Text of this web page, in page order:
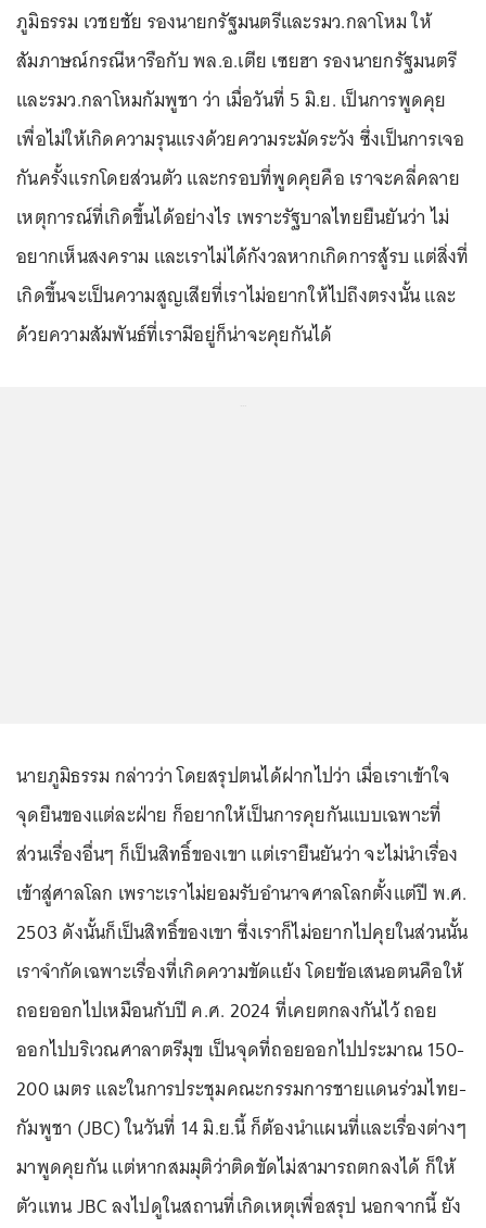
ภูมิธรรม เวชยชัย รองนายกรัฐมนตรีและรมว.กลาโหม ให้
สัมภาษณ์กรณีหารือกับ พล.อ.เตีย เซยฮา รองนายกรัฐมนตรี
และรมว.กลาโหมกัมพูชา ว่า เมื่อวันที่ 5 มิ.ย. เป็นการพูดคุย
เพื่อไม่ให้เกิดความรุนแรงด้วยความระมัดระวัง ซึ่งเป็นการเจอ
กันครั้งแรกโดยส่วนตัว และกรอบที่พูดคุยคือ เราจะคลี่คลาย
เหตุการณ์ที่เกิดขึ้นได้อย่างไร เพราะรัฐบาลไทยยืนยันว่า ไม่
อยากเห็นสงคราม และเราไม่ได้กังวลหากเกิดการสู้รบ แต่สิ่งที่
เกิดขึ้นจะเป็นความสูญเสียที่เราไม่อยากให้ไปถึงตรงนั้น และ
ด้วยความสัมพันธ์ที่เรามีอยู่ก็น่าจะคุยกันได้
นายภูมิธรรม กล่าวว่า โดยสรุปตนได้ฝากไปว่า เมื่อเราเข้าใจ
จุดยืนของแต่ละฝ่าย ก็อยากให้เป็นการคุยกันแบบเฉพาะที่
ส่วนเรื่องอื่นๆ ก็เป็นสิทธิ์ของเขา แต่เรายืนยันว่า จะไม่นำเรื่อง
เข้าสู่ศาลโลก เพราะเราไม่ยอมรับอำนาจศาลโลกตั้งแต่ปี พ.ศ.
2503 ดังนั้นก็เป็นสิทธิ์ของเขา ซึ่งเราก็ไม่อยากไปคุยในส่วนนั้น
เราจำกัดเฉพาะเรื่องที่เกิดความขัดแย้ง โดยข้อเสนอตนคือให้
ถอยออกไปเหมือนกับปี ค.ศ. 2024 ที่เคยตกลงกันไว้ ถอย
ออกไปบริเวณศาลาตรีมุข เป็นจุดที่ถอยออกไปประมาณ 150-
200 เมตร และในการประชุมคณะกรรมการชายแดนร่วมไทย-
กัมพูชา (JBC) ในวันที่ 14 มิ.ย.นี้ ก็ต้องนำแผนที่และเรื่องต่างๆ
มาพูดคุยกัน แต่หากสมมุติว่าติดขัดไม่สามารถตกลงได้ ก็ให้
ตัวแทน JBC ลงไปดูในสถานที่เกิดเหตุเพื่อสรุป นอกจากนี้ ยัง